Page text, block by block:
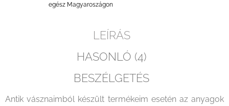
egész Magyaroszágon
LEÍRÁS
HASONLÓ (4)
BESZÉLGETÉS
Antik vásznaimból készült termékeim esetén az anyagok